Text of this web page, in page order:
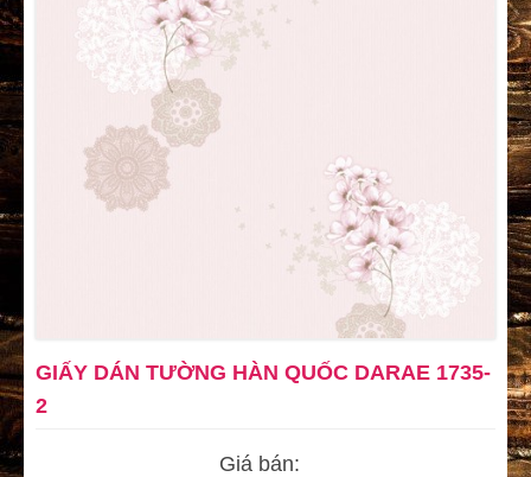
GIẤY DÁN TƯỜNG HÀN QUỐC DARAE 1735-
2
Giá bán: